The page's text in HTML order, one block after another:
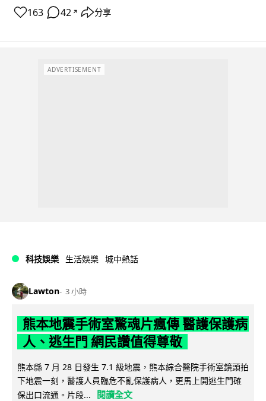
163 42 ↗ 分享
ADVERTISEMENT
科技娛樂 生活娛樂 城中熱話
Lawton 3 小時
熊本地震手術室驚魂片瘋傳 醫護保護病
人、逃生門 網民讚值得尊敬
熊本縣 7 月 28 日發生 7.1 級地震，熊本綜合醫院手術室鏡頭拍
下地震一刻，醫護人員臨危不亂保護病人，更馬上開逃生門確
保出口流通。片段...
閱讀全文